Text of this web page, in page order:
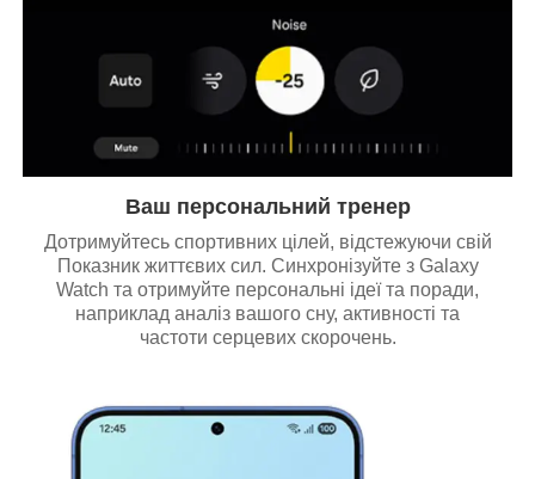
Ваш персональний тренер
Дотримуйтесь спортивних цілей, відстежуючи свій
Показник життєвих сил. Синхронізуйте з Galaxy
Watch та отримуйте персональні ідеї та поради,
наприклад аналіз вашого сну, активності та
частоти серцевих скорочень.